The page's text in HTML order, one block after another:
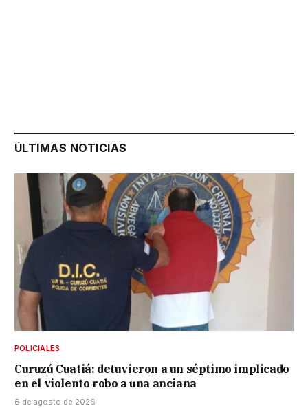
ÚLTIMAS NOTICIAS
POLICIALES
Curuzú Cuatiá: detuvieron a un séptimo implicado
en el violento robo a una anciana
6 de agosto de 2026